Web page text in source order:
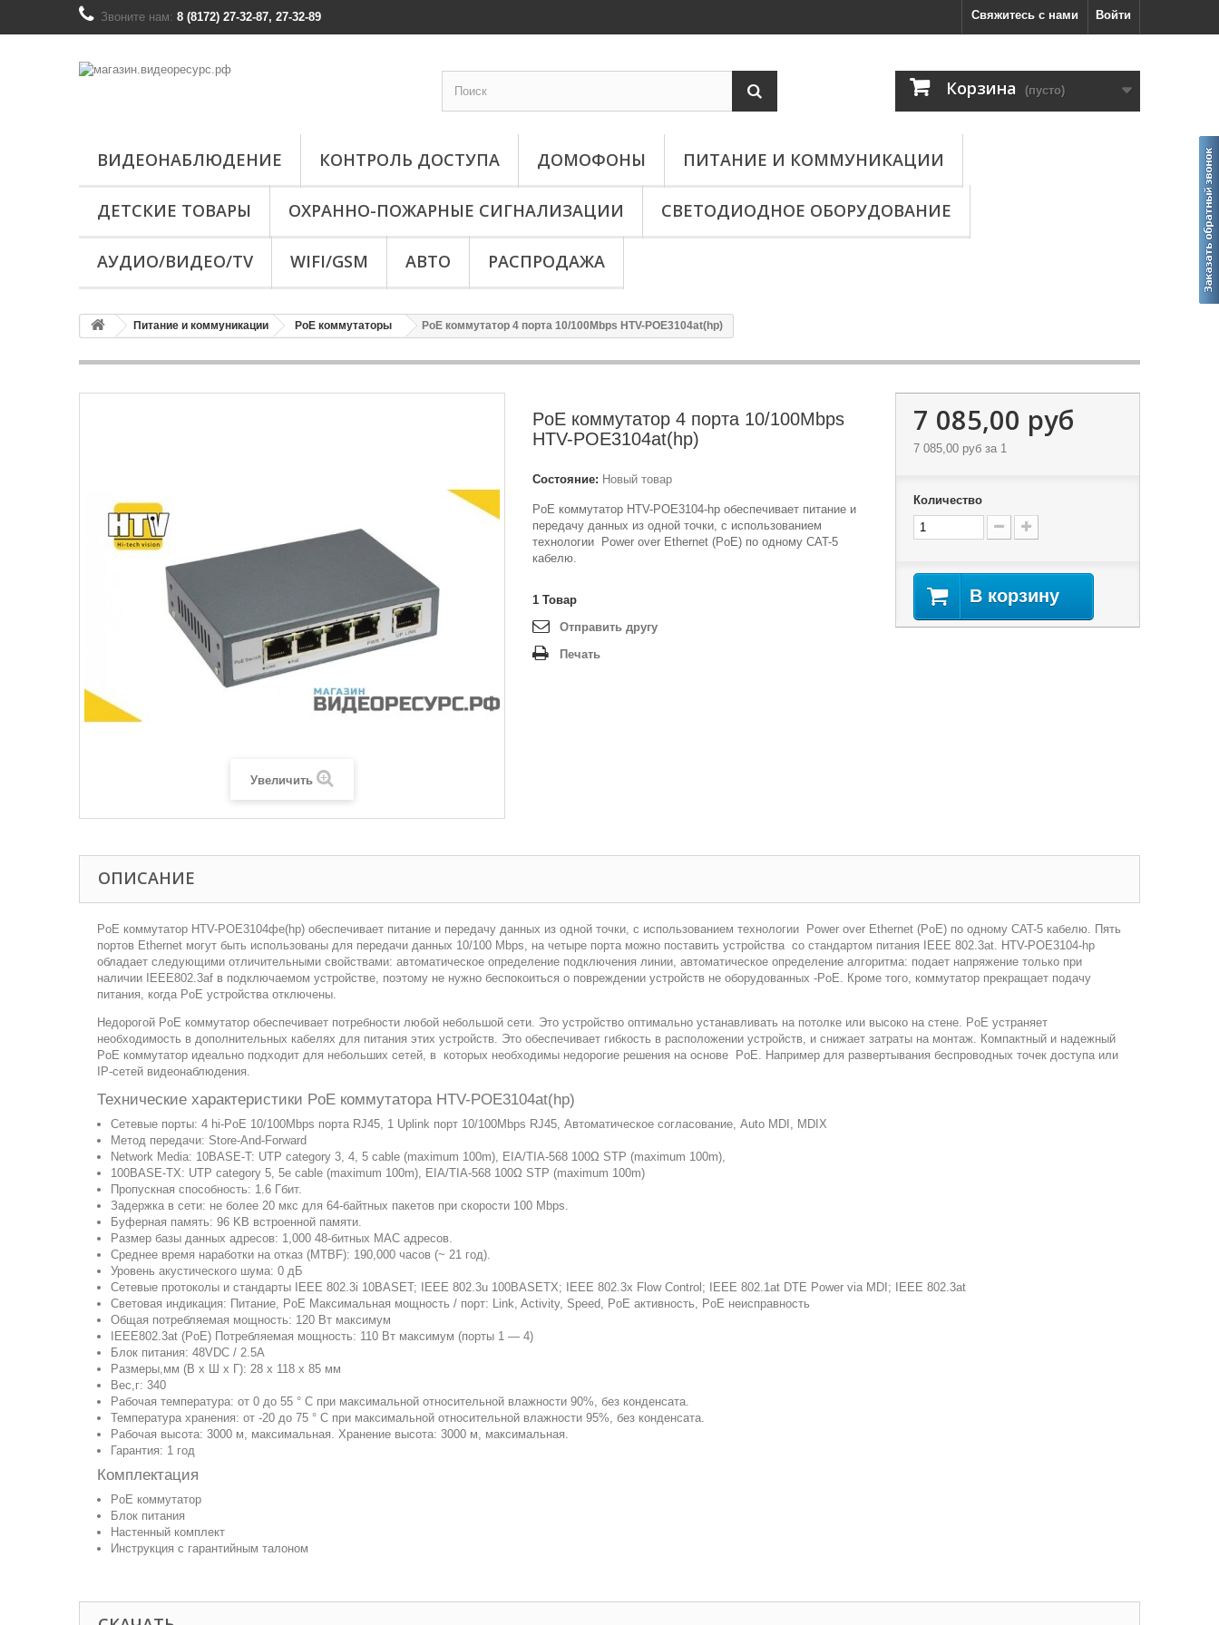
Войти
Свяжитесь с нами
Звоните нам: 8 (8172) 27-32-87, 27-32-89
Корзина (пусто)
ВИДЕОНАБЛЮДЕНИЕ КОНТРОЛЬ ДОСТУПА ДОМОФОНЫ ПИТАНИЕ И КОММУНИКАЦИИ
ДЕТСКИЕ ТОВАРЫ ОХРАННО-ПОЖАРНЫЕ СИГНАЛИЗАЦИИ СВЕТОДИОДНОЕ ОБОРУДОВАНИЕ
АУДИО/ВИДЕО/TV WIFI/GSM АВТО РАСПРОДАЖА
Питание и коммуникации PoE коммутаторы PoE коммутатор 4 порта 10/100Mbps HTV-POE3104at(hp)
Увеличить
PoE коммутатор 4 порта 10/100Mbps
HTV-POE3104at(hp)
Состояние: Новый товар
PoE коммутатор HTV-POE3104-hp обеспечивает питание и
передачу данных из одной точки, с использованием
технологии Power over Ethernet (PoE) по одному CAT-5
кабелю.
1 Товар
Отправить другу
Печать
7 085,00 руб
7 085,00 рубза 1
Количество
В корзину
ОПИСАНИЕ
PoE коммутатор HTV-POE3104фе(hp) обеспечивает питание и передачу данных из одной точки, с использованием технологии Power over Ethernet (PoE) по одному CAT-5 кабелю. Пять
портов Ethernet могут быть использованы для передачи данных 10/100 Mbps, на четыре порта можно поставить устройства со стандартом питания IEEE 802.3at. HTV-POE3104-hp
обладает следующими отличительными свойствами: автоматическое определение подключения линии, автоматическое определение алгоритма: подает напряжение только при
наличии IEEE802.3af в подключаемом устройстве, поэтому не нужно беспокоиться о повреждении устройств не оборудованных -PoE. Кроме того, коммутатор прекращает подачу
питания, когда PoE устройства отключены.
Недорогой PoE коммутатор обеспечивает потребности любой небольшой сети. Это устройство оптимально устанавливать на потолке или высоко на стене. PoE устраняет
необходимость в дополнительных кабелях для питания этих устройств. Это обеспечивает гибкость в расположении устройств, и снижает затраты на монтаж. Компактный и надежный
PoE коммутатор идеально подходит для небольших сетей, в которых необходимы недорогие решения на основе PoE. Например для развертывания беспроводных точек доступа или
IP-сетей видеонаблюдения.
Технические характеристики PoE коммутатора HTV-POE3104at(hp)
Сетевые порты: 4 hi-PoE 10/100Mbps порта RJ45, 1 Uplink порт 10/100Mbps RJ45, Автоматическое согласование, Auto MDI, MDIX
Метод передачи: Store-And-Forward
Network Media: 10BASE-T: UTP category 3, 4, 5 cable (maximum 100m), EIA/TIA-568 100Ω STP (maximum 100m),
100BASE-TX: UTP category 5, 5e cable (maximum 100m), EIA/TIA-568 100Ω STP (maximum 100m)
Пропускная способность: 1.6 Гбит.
Задержка в сети: не более 20 мкс для 64-байтных пакетов при скорости 100 Mbps.
Буферная память: 96 KB встроенной памяти.
Размер базы данных адресов: 1,000 48-битных MAC адресов.
Среднее время наработки на отказ (MTBF): 190,000 часов (~ 21 год).
Уровень акустического шума: 0 дБ
Сетевые протоколы и стандарты IEEE 802.3i 10BASET; IEEE 802.3u 100BASETX; IEEE 802.3x Flow Control; IEEE 802.1at DTE Power via MDI; IEEE 802.3at
Световая индикация: Питание, PoE Максимальная мощность / порт: Link, Activity, Speed, PoE активность, PoE неисправность
Общая потребляемая мощность: 120 Вт максимум
IEEE802.3at (PoE) Потребляемая мощность: 110 Вт максимум (порты 1 — 4)
Блок питания: 48VDC / 2.5A
Размеры,мм (В х Ш х Г): 28 х 118 х 85 мм
Вес,г: 340
Рабочая температура: от 0 до 55 ° C при максимальной относительной влажности 90%, без конденсата.
Температура хранения: от -20 до 75 ° C при максимальной относительной влажности 95%, без конденсата.
Рабочая высота: 3000 м, максимальная. Хранение высота: 3000 м, максимальная.
Гарантия: 1 год
Комплектация
PoE коммутатор
Блок питания
Настенный комплект
Инструкция с гарантийным талоном